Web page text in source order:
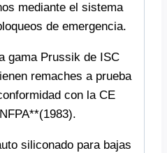
mediante el sistema
de emergencia.
gama Prussik de ISC
remaches a prueba
con la CE
siliconado para bajas